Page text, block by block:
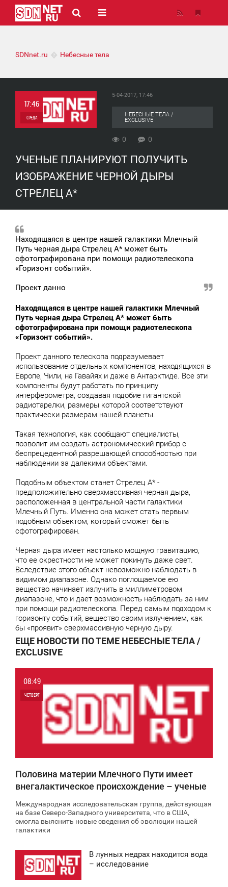
SDNnet.ru Небесные тела
17:46
СРЕДА
0
5-04-2017, 17:46
НЕБЕСНЫЕ ТЕЛА /
EXCLUSIVE
0 0
УЧЕНЫЕ ПЛАНИРУЮТ ПОЛУЧИТЬ
ИЗОБРАЖЕНИЕ ЧЕРНОЙ ДЫРЫ
СТРЕЛЕЦ А*
Находящаяся в центре нашей галактики Млечный
Путь черная дыра Стрелец А* может быть
сфотографирована при помощи радиотелескопа
«Горизонт событий».
Проект данно
Находящаяся в центре нашей галактики Млечный
Путь черная дыра Стрелец А* может быть
сфотографирована при помощи радиотелескопа
«Горизонт событий».
Проект данного телескопа подразумевает
использование отдельных компонентов, находящихся в
Европе, Чили, на Гавайях и даже в Антарктиде. Все эти
компоненты будут работать по принципу
интерферометра, создавая подобие гигантской
радиотарелки, размеры которой соответствуют
практически размерам нашей планеты.
Такая технология, как сообщают специалисты,
позволит им создать астрономический прибор с
беспрецедентной разрешающей способностью при
наблюдении за далекими объектами.
Подобным объектом станет Стрелец А* -
предположительно сверхмассивная черная дыра,
расположенная в центральной части галактики
Млечный Путь. Именно она может стать первым
подобным объектом, который сможет быть
сфотографирован.
Черная дыра имеет настолько мощную гравитацию,
что ее окрестности не может покинуть даже свет.
Вследствие этого объект невозможно наблюдать в
видимом диапазоне. Однако поглощаемое ею
вещество начинает излучить в миллиметровом
диапазоне, что и дает возможность наблюдать за ним
при помощи радиотелескопа. Перед самым подходом к
горизонту событий, вещество своим излучением, как
бы «проявит» сверхмассивную черную дыру.
ЕЩЕ НОВОСТИ ПО ТЕМЕ НЕБЕСНЫЕ ТЕЛА /
EXCLUSIVE
08:49
ЧЕТВЕРГ
Половина материи Млечного Пути имеет
внегалактическое происхождение – ученые
Международная исследовательская группа, действующая
на базе Северо-Западного университета, что в США,
смогла выяснить новые сведения об эволюции нашей
галактики
В лунных недрах находится вода
– исследование